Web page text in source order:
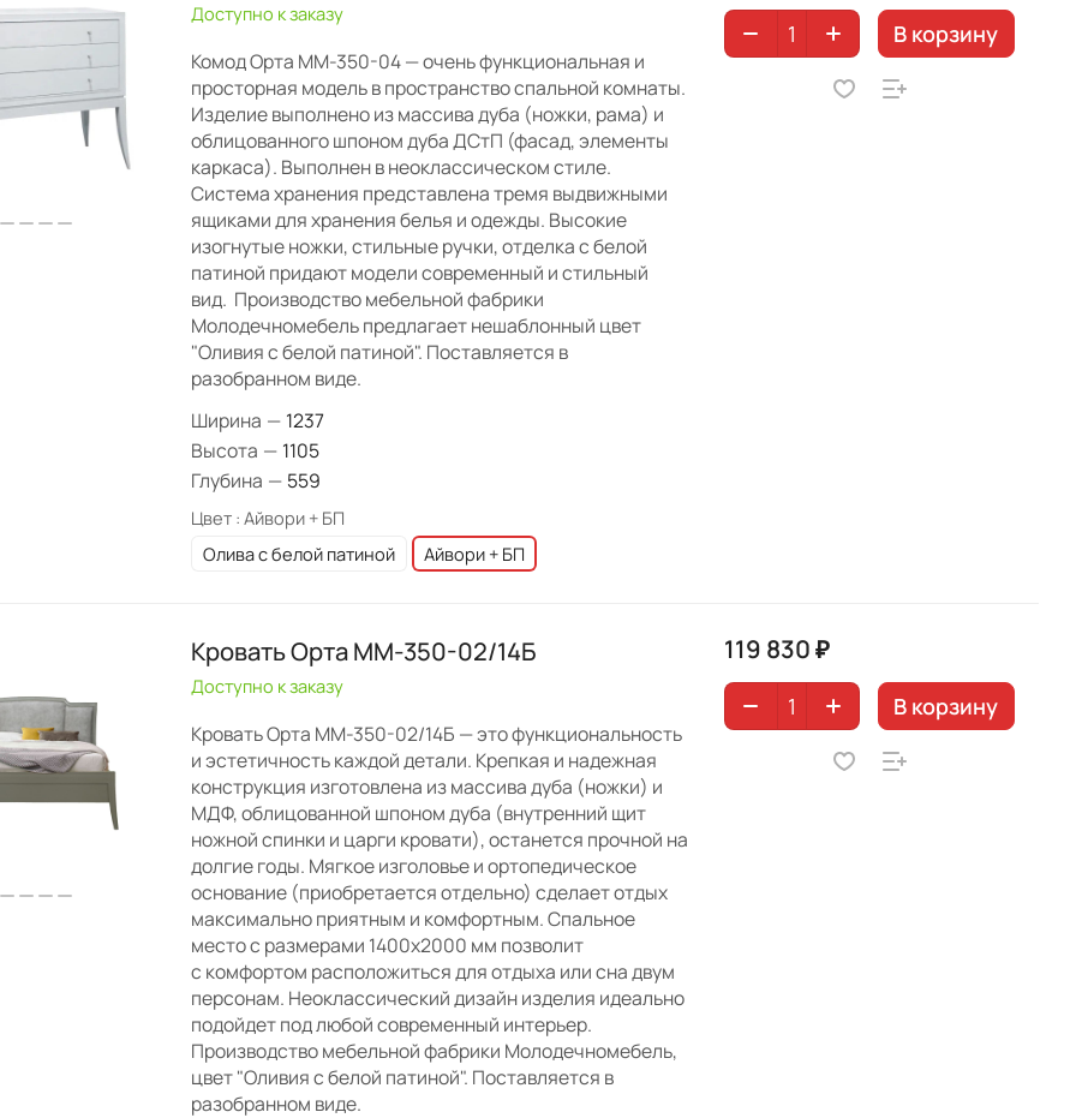
Доступно к заказу
Комод Орта ММ-350-04 — очень функциональная и
просторная модель в пространство спальной комнаты.
Изделие выполнено из массива дуба (ножки, рама) и
облицованного шпоном дуба ДСтП (фасад, элементы
каркаса). Выполнен в неоклассическом стиле.
Система хранения представлена тремя выдвижными
ящиками для хранения белья и одежды. Высокие
изогнутые ножки, стильные ручки, отделка с белой
патиной придают модели современный и стильный
вид. Производство мебельной фабрики
Молодечномебель предлагает нешаблонный цвет
"Оливия с белой патиной". Поставляется в
разобранном виде.
Ширина — 1237
Высота — 1105
Глубина — 559
Цвет : Айвори + БП
Олива с белой патиной
Айвори + БП
В корзину
Кровать Орта ММ-350-02/14Б
Доступно к заказу
Кровать Орта ММ-350-02/14Б — это функциональность
и эстетичность каждой детали. Крепкая и надежная
конструкция изготовлена из массива дуба (ножки) и
МДФ, облицованной шпоном дуба (внутренний щит
ножной спинки и царги кровати), останется прочной на
долгие годы. Мягкое изголовье и ортопедическое
основание (приобретается отдельно) сделает отдых
максимально приятным и комфортным. Спальное
место с размерами 1400х2000 мм позволит
с комфортом расположиться для отдыха или сна двум
персонам. Неоклассический дизайн изделия идеально
подойдет под любой современный интерьер.
Производство мебельной фабрики Молодечномебель,
цвет "Оливия с белой патиной". Поставляется в
разобранном виде.
119 830 ₽
В корзину